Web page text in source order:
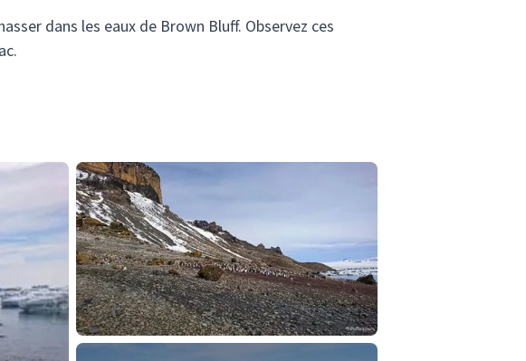
dans les eaux de Brown Bluff. Observez ces